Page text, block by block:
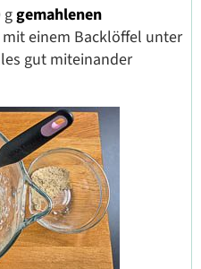
ggemahlenen
einem Backlöffel unter
gut miteinander